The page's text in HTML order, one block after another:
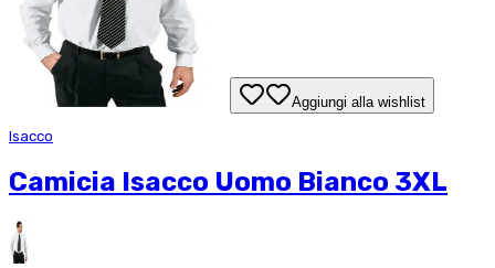
Aggiungi alla wishlist
Isacco
Camicia Isacco Uomo Bianco 3XL